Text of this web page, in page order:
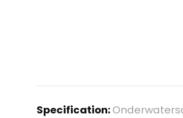
Specification: